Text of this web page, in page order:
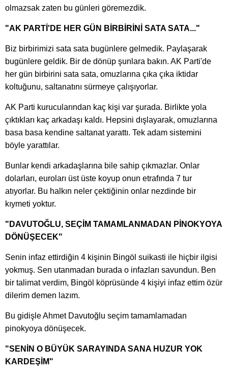
olmazsak zaten bu günleri göremezdik.
"AK PARTİ'DE HER GÜN BİRBİRİNİ SATA SATA..."
Biz birbirimizi sata sata bugünlere gelmedik. Paylaşarak
bugünlere geldik. Bir de dönüp şunlara bakın. AK Parti'de
her gün birbirini sata sata, omuzlarına çıka çıka iktidar
koltuğunu, saltanatını sürmeye çalışıyorlar.
AK Parti kurucularından kaç kişi var şurada. Birlikte yola
çıktıkları kaç arkadaşı kaldı. Hepsini dışlayarak, omuzlarına
basa basa kendine saltanat yarattı. Tek adam sistemini
böyle yarattılar.
Bunlar kendi arkadaşlarına bile sahip çıkmazlar. Onlar
dolarları, euroları üst üste koyup onun etrafında 7 tur
atıyorlar. Bu halkın neler çektiğinin onlar nezdinde bir
kıymeti yoktur.
"DAVUTOĞLU, SEÇİM TAMAMLANMADAN PİNOKYOYA
DÖNÜŞECEK"
Senin infaz ettirdiğin 4 kişinin Bingöl suikasti ile hiçbir ilgisi
yokmuş. Sen utanmadan burada o infazları savundun. Ben
bir talimat verdim, Bingöl köprüsünde 4 kişiyi infaz ettim özür
dilerim demen lazım.
Bu gidişle Ahmet Davutoğlu seçim tamamlamadan
pinokyoya dönüşecek.
"SENİN O BÜYÜK SARAYINDA SANA HUZUR YOK
KARDEŞİM"